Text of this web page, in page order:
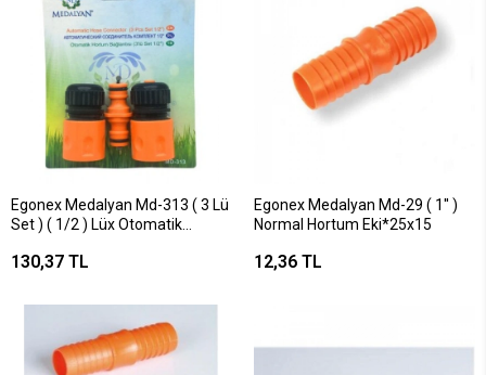
Egonex Medalyan Md-313 ( 3 Lü
Set ) ( 1/2 ) Lüx Otomatik
130,37 TL
Egonex Medalyan Md-29 ( 1'' )
Normal Hortum Eki*25x15
12,36 TL